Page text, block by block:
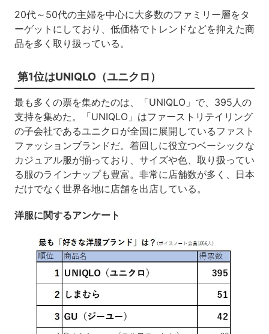
20代～50代の主婦を中心に大多数のファミリー層をタ
ーゲットにしており、低価格でトレンドなどを抑えた商
品を多く取り扱っている。
第1位はUNIQLO（ユニクロ）
最も多くの票を集めたのは、「UNIQLO」で、395人の
支持を集めた。「UNIQLO」はファーストリテイリング
の子会社であるユニクロが全国に展開しているファスト
ファッションブランドだ。着回しに役立つベーシックな
カジュアル服が揃っており、サイズや色、取り扱ってい
る服のラインナップも豊富。非常に店舗数が多く、日本
だけでなく世界各地に店舗を出店している。
洋服に関するアンケート